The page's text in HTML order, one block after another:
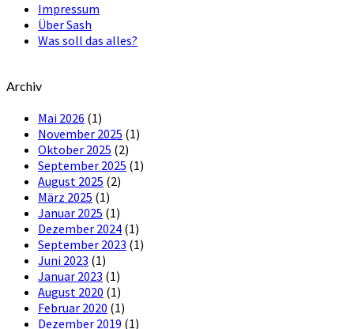
Impressum
Über Sash
Was soll das alles?
Archiv
Mai 2026 (1)
November 2025 (1)
Oktober 2025 (2)
September 2025 (1)
August 2025 (2)
März 2025 (1)
Januar 2025 (1)
Dezember 2024 (1)
September 2023 (1)
Juni 2023 (1)
Januar 2023 (1)
August 2020 (1)
Februar 2020 (1)
Dezember 2019 (1)